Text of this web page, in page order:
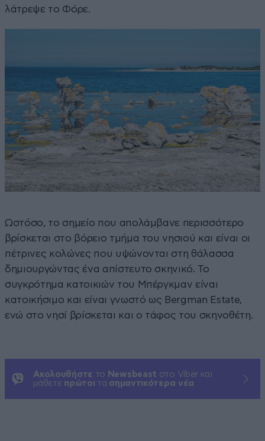
λάτρεψε το Φόρε.
Ωστόσο, το σημείο που απολάμβανε περισσότερο
βρίσκεται στο βόρειο τμήμα του νησιού και είναι οι
πέτρινες κολώνες που υψώνονται στη θάλασσα
δημιουργώντας ένα απίστευτο σκηνικό. Το
συγκρότημα κατοικιών του Μπέργκμαν είναι
κατοικήσιμο και είναι γνωστό ως Bergman Estate,
ενώ στο νησί βρίσκεται και ο τάφος του σκηνοθέτη.
Ακολουθήστε το Newsbeast στο Viber και
μάθετε πρώτοι τα σημαντικότερα νέα